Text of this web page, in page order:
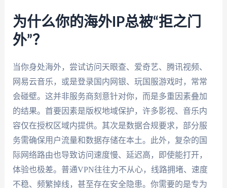
为什么你的海外IP总被“拒之门
外”？
当你身处海外，尝试访问天眼查、爱奇艺、腾讯视频、
网易云音乐，或是登录国内网银、玩国服游戏时，常常
会碰壁。这并非服务商刻意针对你，而是多重因素叠加
的结果。首要因素是版权地域保护，许多影视、音乐内
容仅在授权区域内提供。其次是数据合规要求，部分服
务需确保用户流量和数据存储在本土。此外，复杂的国
际网络路由也导致访问速度慢、延迟高，即使能打开，
体验也极差。普通VPN往往力不从心，线路拥堵、速度
不稳、频繁掉线，甚至存在安全隐患。你需要的是专为